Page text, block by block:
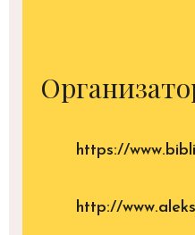
https://
http://